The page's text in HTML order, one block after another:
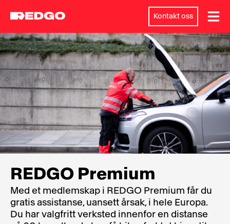
Kontakt oss
REDGO Premium
Med et medlemskap i REDGO Premium får du
gratis assistanse, uansett årsak, i hele Europa.
Du har valgfritt verksted innenfor en distanse